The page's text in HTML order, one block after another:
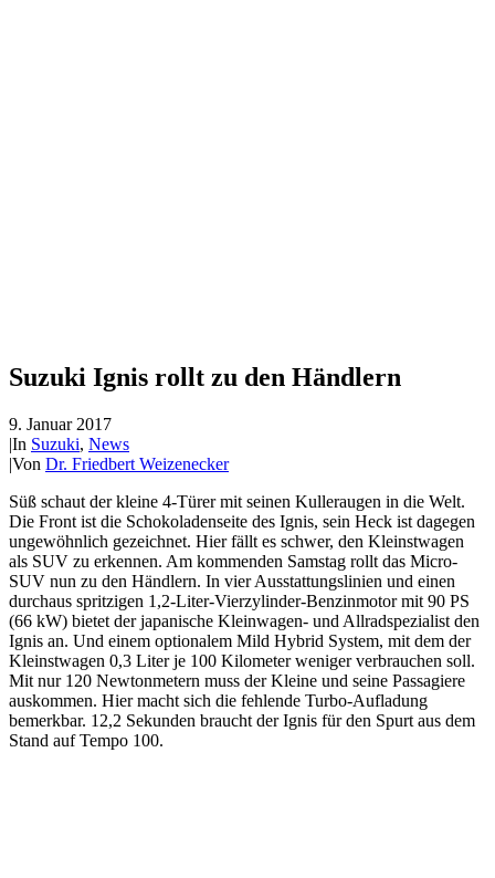
Suzuki Ignis rollt zu den Händlern
9. Januar 2017
|In Suzuki, News
|Von Dr. Friedbert Weizenecker
Süß schaut der kleine 4-Türer mit seinen Kulleraugen in die Welt.
Die Front ist die Schokoladenseite des Ignis, sein Heck ist dagegen
ungewöhnlich gezeichnet. Hier fällt es schwer, den Kleinstwagen
als SUV zu erkennen. Am kommenden Samstag rollt das Micro-
SUV nun zu den Händlern. In vier Ausstattungslinien und einen
durchaus spritzigen 1,2-Liter-Vierzylinder-Benzinmotor mit 90 PS
(66 kW) bietet der japanische Kleinwagen- und Allradspezialist den
Ignis an. Und einem optionalem Mild Hybrid System, mit dem der
Kleinstwagen 0,3 Liter je 100 Kilometer weniger verbrauchen soll.
Mit nur 120 Newtonmetern muss der Kleine und seine Passagiere
auskommen. Hier macht sich die fehlende Turbo-Aufladung
bemerkbar. 12,2 Sekunden braucht der Ignis für den Spurt aus dem
Stand auf Tempo 100.